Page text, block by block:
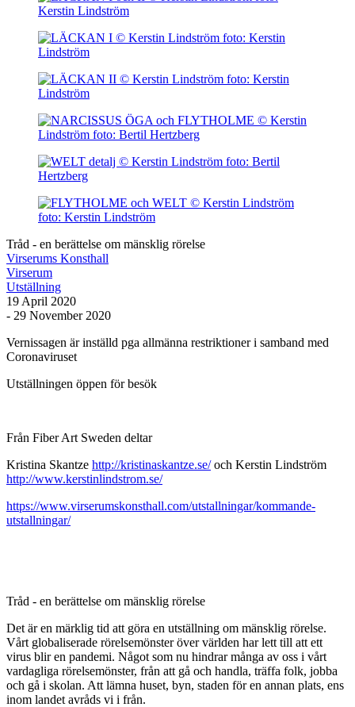
Tråd - en berättelse om mänsklig rörelse
Virserums Konsthall
Virserum
Utställning
19 April 2020
- 29 November 2020
Vernissagen är inställd pga allmänna restriktioner i samband med
Coronaviruset
Utställningen öppen för besök
Från Fiber Art Sweden deltar
Kristina Skantze http://kristinaskantze.se/och Kerstin Lindström
http://www.kerstinlindstrom.se/
https://www.virserumskonsthall.com/utstallningar/kommande-
utstallningar/
Tråd - en berättelse om mänsklig rörelse
Det är en märklig tid att göra en utställning om mänsklig rörelse.
Vårt globaliserade rörelsemönster över världen har lett till att ett
virus blir en pandemi. Något som nu hindrar många av oss i vårt
vardagliga rörelsemönster, från att gå och handla, träffa folk, jobba
och gå i skolan. Att lämna huset, byn, staden för en annan plats, ens
inom landet avråds vi i från.